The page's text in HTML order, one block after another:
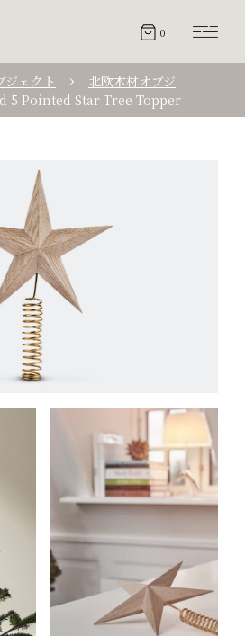
0
ジェクト
北欧木材オブジ
5 Pointed Star Tree Topper